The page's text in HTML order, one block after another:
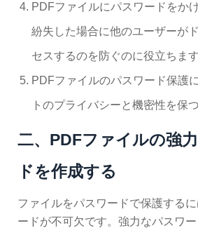
PDFファイルにパスワードをか
紛失した場合に他のユーザーが
セスするのを防ぐのに役立ちます
PDFファイルのパスワード保護
トのプライバシーと機密性を保
二、PDFファイルの強
ドを作成する
ファイルをパスワードで保護する
ードが不可欠です。強力なパスワ